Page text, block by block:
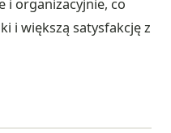
i organizacyjnie, co
i większą satysfakcję z